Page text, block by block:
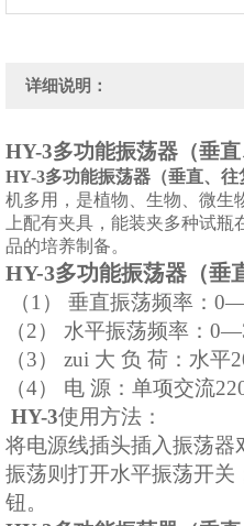
详细说明：
HY-3多功能振荡器（垂
HY-3多功能振荡器（垂直、往
机多用，是植物、生物、微生
上配有夹具，能装夹多种试
品的培养制备。
HY-3多功能振荡器（垂
（1） 垂直振荡频率：
（2） 水平振荡频率：
（3） zui 大 负 荷：水平
（4） 电 源：单项交流
HY-3使用方法：
将电源线插头插入振荡
振荡则打开水平振荡开
钮。